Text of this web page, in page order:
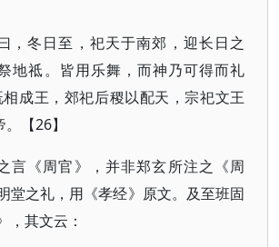
，冬日至，祀天于南郊，迎长日之
地祗。皆用乐舞，而神乃可得而礼
成王，郊祀后稷以配天，宗祀文王
【26】
言《周官》，并非郑玄所注之《周
堂之礼，用《孝经》原文。及至班固
，其文云：